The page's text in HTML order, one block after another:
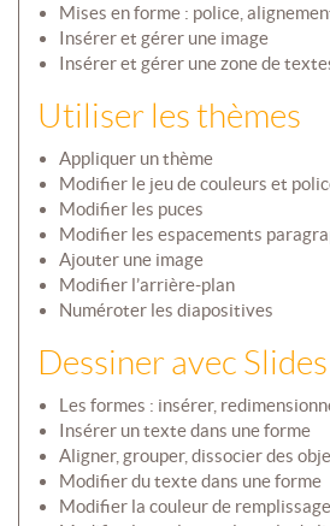
Mises en forme : police,
Insérer et gérer une image
Insérer et gérer une zone de
Utiliser les thèmes
Appliquer un thème
Modifier le jeu de couleurs et
Modifier les puces
Modifier les espacements
Ajouter une image
Modifier l’arrière-plan
Numéroter les diapositives
Dessiner avec Slides
Les formes : insérer,
Insérer un texte dans une forme
Aligner, grouper, dissocier des
Modifier du texte dans une forme
Modifier la couleur de remplissage